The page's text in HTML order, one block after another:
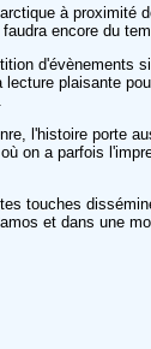
à
encore du
plaisante
l'histoire porte
on a parfois
touches
et dans une